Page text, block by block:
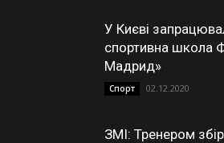
У Києві
спортивна школа
Мадрид»
Спорт 02.12.2020
ЗМІ: Тренером